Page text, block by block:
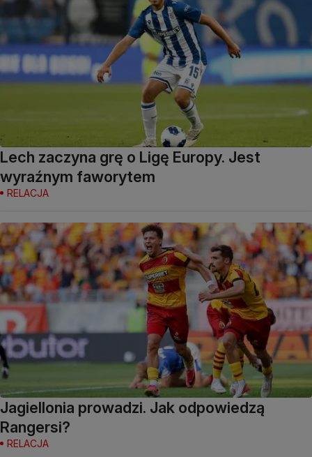
Lech zaczyna grę o Ligę Europy. Jest
wyraźnym faworytem
RELACJA
Jagiellonia prowadzi. Jak odpowiedzą
Rangersi?
RELACJA